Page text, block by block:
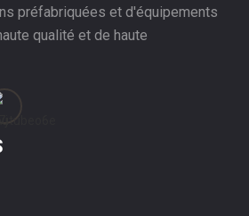
préfabriquées et d'équipements
qualité et de haute